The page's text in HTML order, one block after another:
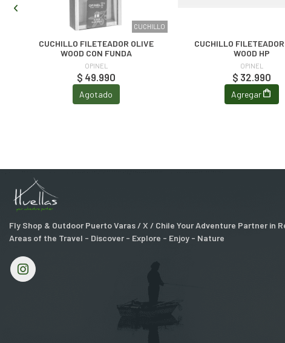
CUCHILLO
CUCHILLO FILETEADOR OLIVE
WOOD CON FUNDA
OPINEL
$ 49.990
Agotado
CUCHILLO
WOOD HP
OPINEL
$ 32.990
Agregar
Fly Shop & Outdoor Puerto Varas / X / Chile Your Adventure Partner in
Areas of the Travel - Discover - Explore - Enjoy - Nature